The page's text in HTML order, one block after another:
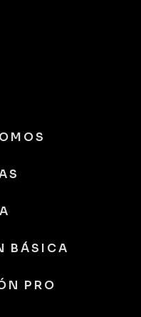
BÁSICA
PRO